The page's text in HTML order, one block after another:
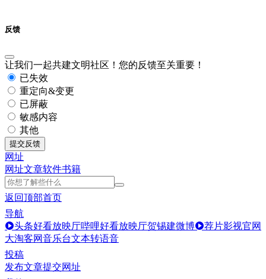
反馈
让我们一起共建文明社区！您的反馈至关重要！
已失效
重定向&变更
已屏蔽
敏感内容
其他
提交反馈
网址
网址文章软件书籍
返回顶部首页
导航
头条好看放映厅哔哩好看放映厅贺锡建微博
荐片影视官网
大淘客网音乐台文本转语音
投稿
发布文章提交网址